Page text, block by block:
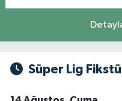
Süper Lig